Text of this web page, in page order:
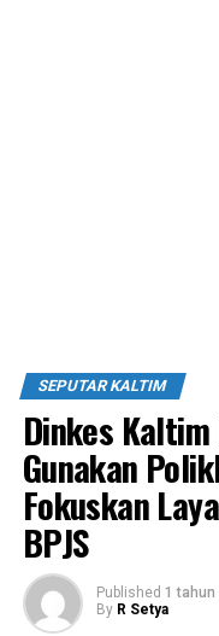
SEPUTAR KALTIM
Dinkes
Gunakan
Fokuskan
BPJS
Published 1 tahun
By R Setya